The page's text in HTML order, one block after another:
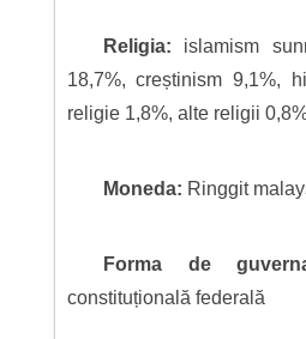
Religia: islamism
18,7%, creștinism 9,1%,
religie 1,8%, alte religii
Moneda: Ringgit
Forma de
constituțională federală